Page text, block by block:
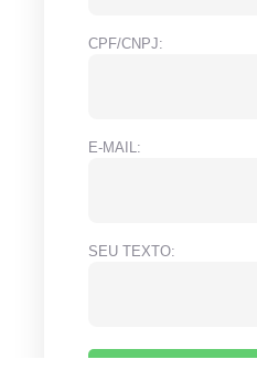
CPF/CNPJ:
E-MAIL:
SEU TEXTO: